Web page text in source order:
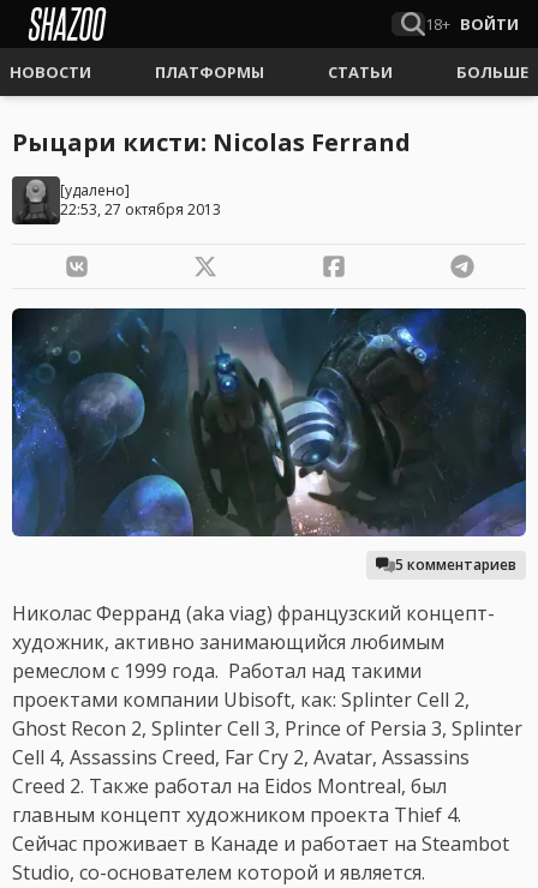
18+ ВОЙТИ
НОВОСТИ ПЛАТФОРМЫ СТАТЬИ БОЛЬШЕ
Рыцари кисти: Nicolas Ferrand
[удалено]
22:53, 27 октября 2013
5 комментариев
Николас Ферранд (aka viag) французский концепт-
художник, активно занимающийся любимым
ремеслом с 1999 года. Работал над такими
проектами компании Ubisoft, как: Splinter Cell 2,
Ghost Recon 2, Splinter Cell 3, Prince of Persia 3, Splinter
Cell 4, Assassins Creed, Far Cry 2, Avatar, Assassins
Creed 2. Также работал на Eidos Montreal, был
главным концепт художником проекта Thief 4.
Сейчас проживает в Канаде и работает на Steambot
Studio, со-основателем которой и является.